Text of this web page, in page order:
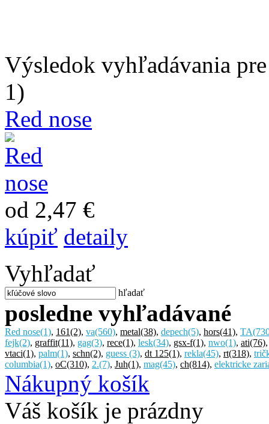
Výsledok vyhľadávania
1)
Red nose
od 2,47 €
kúpiť detaily
Vyhľadať
hľadať
posledne vyhľadávané
Red nose(1), 161(2), va(560), metal(38), depech(5), hors(41), TA
fejk(2), graffit(11), gag(3), rece(1), lesk(34), gsx-f(1), nwo(1), ati(76)
vtaci(1), palm(1), schn(2), guess (3), dt 125(1), rekla(45), rt(318),
columbia(1), oC(310), 2.(7), Juh(1), mag(45), ch(814), elektricke
Nákupný košík
Váš košík je prázdny